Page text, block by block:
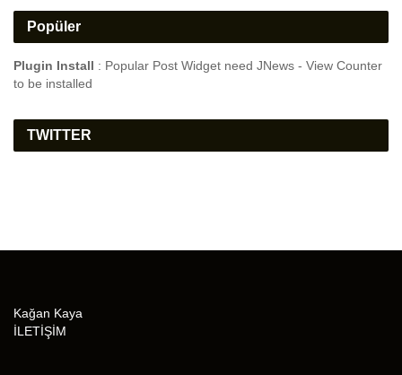
Popüler
Plugin Install : Popular Post Widget need JNews - View Counter
to be installed
TWITTER
Kağan Kaya
İLETİŞİM